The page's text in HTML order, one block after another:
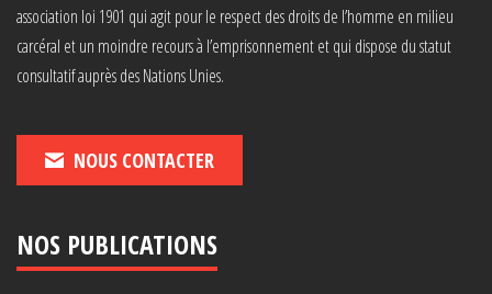
association loi 1901 qui agit pour le respect des droits de l’homme en milieu
carcéral et un moindre recours à l’emprisonnement et qui dispose du statut
consultatif auprès des Nations Unies.
NOUS CONTACTER
NOS PUBLICATIONS